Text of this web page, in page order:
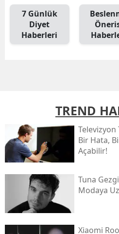
7 Günlük
Diyet
Haberleri
TREND
Televizyon
Bir Hata,
Açabilir!
Tuna
Modaya
Xiaomi